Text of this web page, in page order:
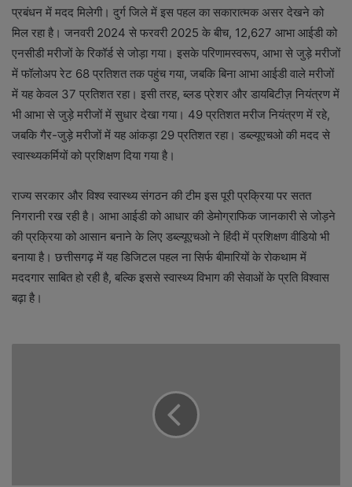
प्रबंधन में मदद मिलेगी। दुर्ग जिले में इस पहल का सकारात्मक असर देखने को
मिल रहा है। जनवरी 2024 से फरवरी 2025 के बीच, 12,627 आभा आईडी को
एनसीडी मरीजों के रिकॉर्ड से जोड़ा गया। इसके परिणामस्वरूप, आभा से जुड़े मरीजों
में फॉलोअप रेट 68 प्रतिशत तक पहुंच गया, जबकि बिना आभा आईडी वाले मरीजों
में यह केवल 37 प्रतिशत रहा। इसी तरह, ब्लड प्रेशर और डायबिटीज़ नियंत्रण में
भी आभा से जुड़े मरीजों में सुधार देखा गया। 49 प्रतिशत मरीज नियंत्रण में रहे,
जबकि गैर-जुड़े मरीजों में यह आंकड़ा 29 प्रतिशत रहा। डब्ल्यूएचओ की मदद से
स्वास्थ्यकर्मियों को प्रशिक्षण दिया गया है।
राज्य सरकार और विश्व स्वास्थ्य संगठन की टीम इस पूरी प्रक्रिया पर सतत
निगरानी रख रही है। आभा आईडी को आधार की डेमोग्राफिक जानकारी से जोड़ने
की प्रक्रिया को आसान बनाने के लिए डब्ल्यूएचओ ने हिंदी में प्रशिक्षण वीडियो भी
बनाया है। छत्तीसगढ़ में यह डिजिटल पहल ना सिर्फ बीमारियों के रोकथाम में
मददगार साबित हो रही है, बल्कि इससे स्वास्थ्य विभाग की सेवाओं के प्रति विश्वास
बढ़ा है।